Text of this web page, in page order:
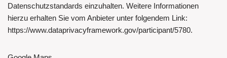
Datenschutzstandards einzuhalten. Weitere Informationen
hierzu erhalten Sie vom Anbieter unter folgendem Link:
https://www.dataprivacyframework.gov/participant/5780.